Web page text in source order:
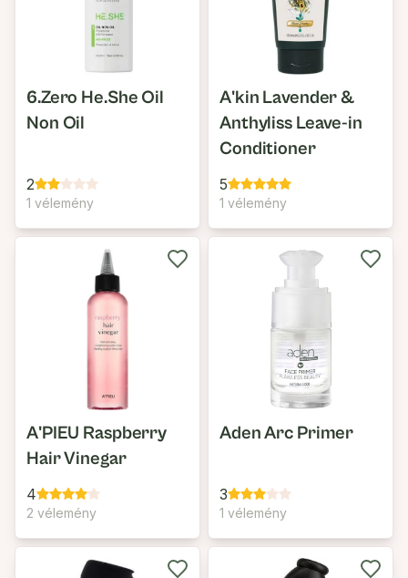
6.Zero He.She Oil
Non Oil
2
1 vélemény
A'kin Lavender &
Anthyliss Leave-in
Conditioner
5
1 vélemény
A'PIEU Raspberry
Hair Vinegar
4
2 vélemény
Aden Arc Primer
3
1 vélemény